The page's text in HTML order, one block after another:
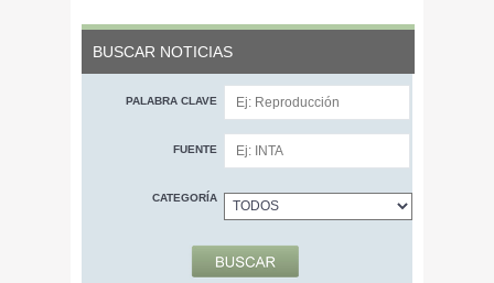
BUSCAR NOTICIAS
PALABRA CLAVE
FUENTE
CATEGORÍA